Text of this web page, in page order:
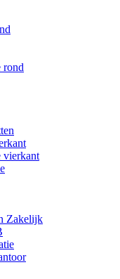
rond
vierkant
Zakelijk